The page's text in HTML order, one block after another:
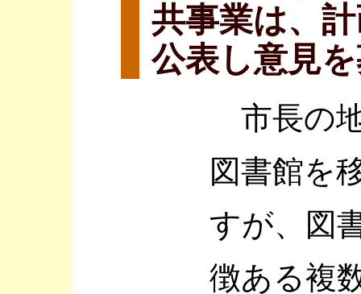
共事業は、
公表し意見
市長の
図書館を
すが、図
徴ある複